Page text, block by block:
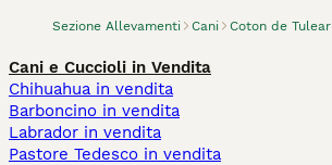
Sezione Allevamenti Cani Coton de Tulear
Cani e Cuccioli in Vendita
Chihuahua in vendita
Barboncino in vendita
Labrador in vendita
Pastore Tedesco in vendita